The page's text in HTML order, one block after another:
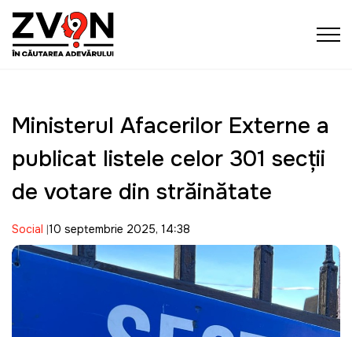
Ministerul Afacerilor Externe a
publicat listele celor 301 secții
de votare din străinătate
Social 10 septembrie 2025, 14:38